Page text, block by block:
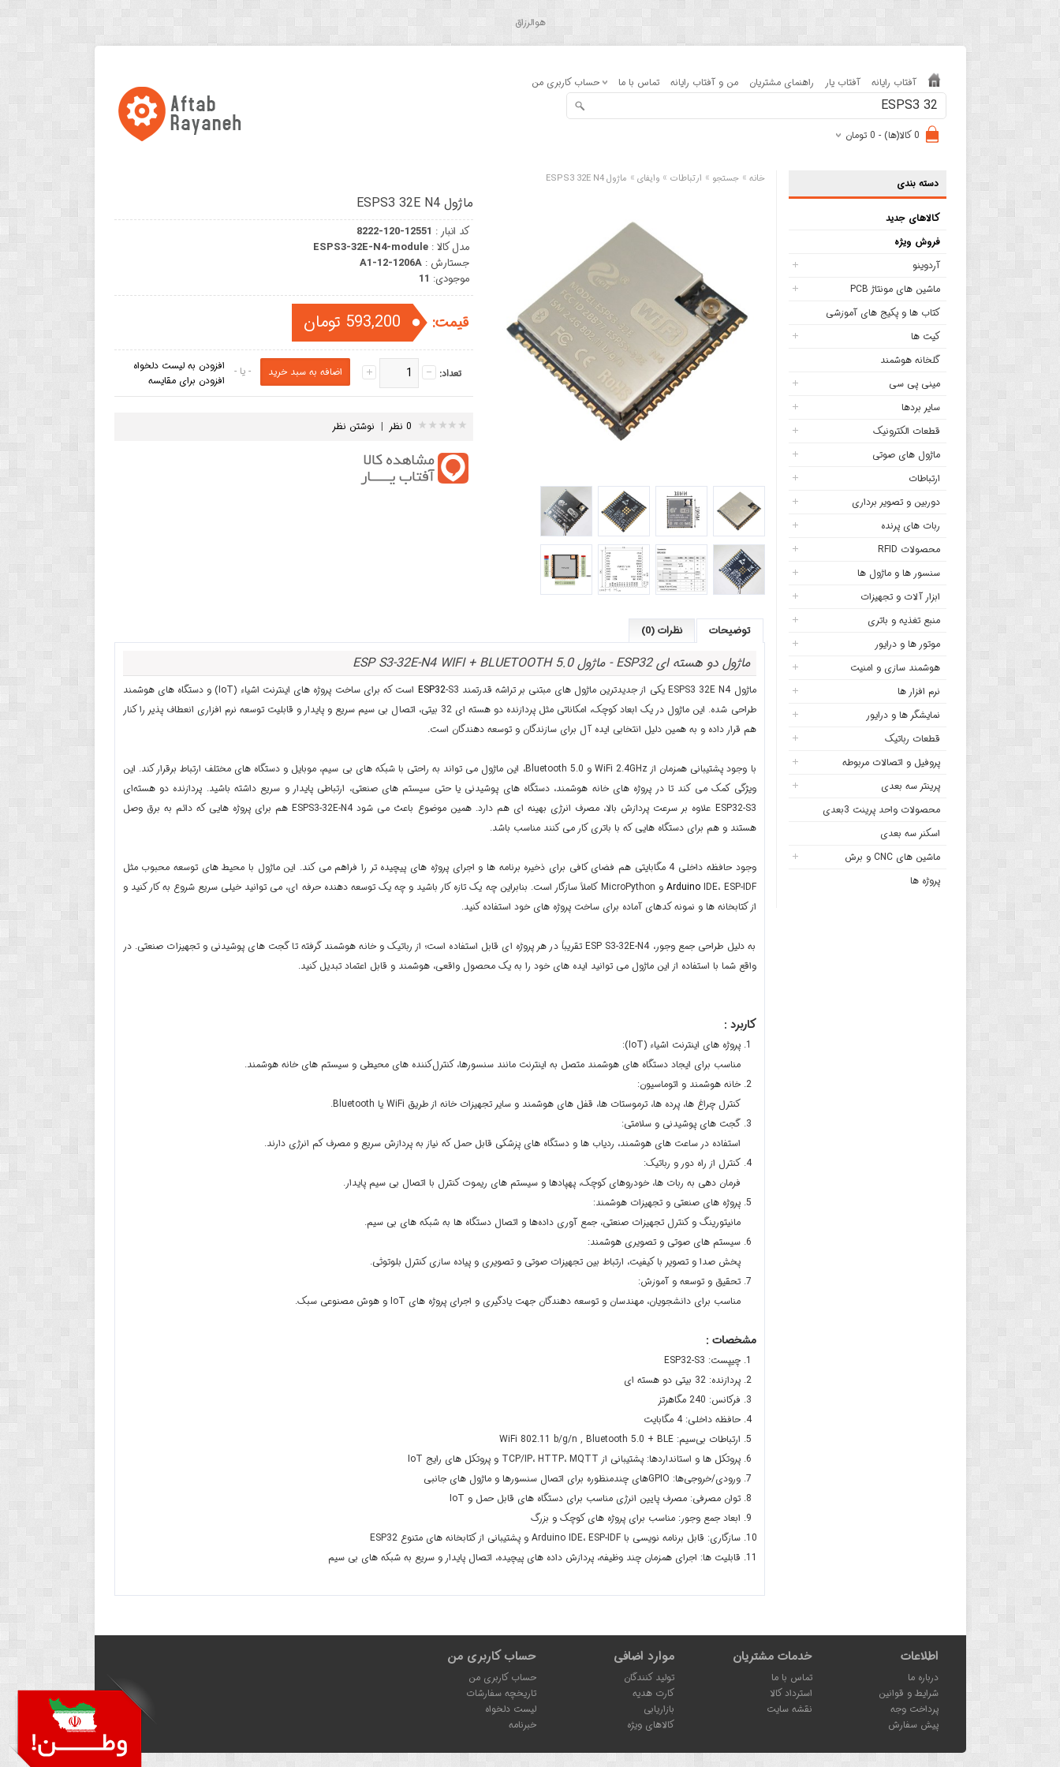
هوالرزاق
آفتاب رایانه آفتاب یار راهنمای مشتریان من و آفتاب رایانه تماس با ما حساب کاربری من
0 کالا(ها) - 0 تومان
دسته بندی
کالاهای جدید
فروش ویژه
آردوینو
ماشین های مونتاژ PCB
کتاب ها و پکیج های آموزشی
کیت ها
گلخانه هوشمند
مینی پی سی
سایر بردها
قطعات الکترونیک
ماژول های صوتی
ارتباطات
دوربین و تصویر برداری
ربات های پرنده
محصولات RFID
سنسور ها و ماژول ها
ابزار آلات و تجهیزات
منبع تغذیه و باتری
موتور ها و درایور
هوشمند سازی و امنیت
نرم افزار ها
نمایشگر ها و درایور
قطعات رباتیک
پروفیل و اتصالات مربوطه
پرینتر سه بعدی
محصولات واحد پرینت 3بعدی
اسکنر سه بعدی
ماشین های CNC و برش
پروژه ها
خانه »جستجو » ارتباطات »وایفای » ماژول ESPS3 32E N4
ماژول ESPS3 32E N4
کد انبار : 8222-120-12551
مدل کالا :ESPS3-32E-N4-module
جستارش :A1-12-1206A
موجودی: 11
قیمت: 593,200 تومان
تعداد: - یا - افزودن به لیست دلخواه
افزودن برای مقایسه
0 نظر | نوشتن نظر
توضیحات نظرات (0)
ماژول دو هسته‌ ای ESP32 - ماژول ESP S3-32E-N4 WIFI + BLUETOOTH 5.0
ماژول ESPS3 32E N4 یکی از جدیدترین ماژول های مبتنی بر تراشه قدرتمند ESP32
-S3 است که برای ساخت پروژه های اینترنت اشیاء (IoT) و دستگاه های هوشمند
طراحی شده. این ماژول در یک ابعاد کوچک، امکاناتی مثل پردازنده دو هسته ای 32 بیتی، اتصال بی سیم سریع و پایدار و قابلیت توسعه نرم افزاری انعطاف پذیر را کنار
هم قرار داده و به همین دلیل انتخابی ایده آل برای سازندگان و توسعه دهندگان است.
با وجود پشتیبانی همزمان از WiFi 2.4GHz و Bluetooth 5.0، این ماژول می تواند به راحتی با شبکه های بی سیم، موبایل و دستگاه های مختلف ارتباط برقرار کند. این
ویژگی کمک می کند تا در پروژه های خانه هوشمند، دستگاه های پوشیدنی یا حتی سیستم های صنعتی، ارتباطی پایدار و سریع داشته باشید. پردازنده دو هسته‌ای
ESP32-S3 علاوه بر سرعت پردازش بالا، مصرف انرژی بهینه ای هم دارد. همین موضوع باعث می شود ESPS3-32E-N4 هم برای پروژه هایی که دائم به برق وصل
هستند و هم برای دستگاه هایی که با باتری کار می کنند مناسب باشد.
وجود حافظه داخلی 4 مگابایتی هم فضای کافی برای ذخیره برنامه ها و اجرای پروژه های پیچیده تر را فراهم می کند.
این ماژول با محیط های توسعه محبوب مثل
Arduino
IDE، ESP-IDF و MicroPython کاملاً سازگار است. بنابراین چه یک تازه کار باشید و چه یک توسعه دهنده حرفه ای، می توانید خیلی سریع شروع به کار کنید و
از کتابخانه ها و نمونه کدهای آماده برای ساخت پروژه های خود استفاده کنید.
به دلیل طراحی جمع وجور، ESP S3-32E-N4 تقریباً در هر پروژه ای قابل استفاده است؛ از رباتیک و خانه هوشمند گرفته تا گجت های پوشیدنی و تجهیزات صنعتی. در
واقع شما با استفاده از این ماژول می توانید ایده های خود را به یک محصول واقعی، هوشمند و قابل اعتماد تبدیل کنید.
کاربرد :
پروژه های اینترنت اشیاء (IoT):
مناسب برای ایجاد دستگاه های هوشمند متصل به اینترنت مانند سنسورها، کنترل‌کننده های محیطی و سیستم های خانه هوشمند.
خانه هوشمند و اتوماسیون:
کنترل چراغ ها، پرده ها، ترموستات ها، قفل های هوشمند و سایر تجهیزات خانه از طریق WiFi یا Bluetooth.
گجت های پوشیدنی و سلامتی:
استفاده در ساعت های هوشمند، ردیاب ها و دستگاه های پزشکی قابل حمل که نیاز به پردازش سریع و مصرف کم انرژی دارند.
کنترل از راه دور و رباتیک:
فرمان دهی به ربات ها، خودروهای کوچک، پهپادها و سیستم های ریموت کنترل با اتصال بی سیم پایدار.
پروژه های صنعتی و تجهیزات هوشمند:
مانیتورینگ و کنترل تجهیزات صنعتی، جمع آوری داده‌ها و اتصال دستگاه ها به شبکه های بی سیم.
سیستم های صوتی و تصویری هوشمند:
پخش صدا و تصویر با کیفیت، ارتباط بین تجهیزات صوتی و تصویری و پیاده سازی کنترل بلوتوثی.
تحقیق و توسعه و آموزش:
مناسب برای دانشجویان، مهندسان و توسعه دهندگان جهت یادگیری و اجرای پروژه های IoT و هوش مصنوعی سبک.
مشخصات :
چیپست: ESP32-S3
پردازنده: 32 بیتی دو هسته ای
فرکانس: 240 مگاهرتز
حافظه داخلی: 4 مگابایت
ارتباطات بی‌سیم: WiFi 802.11 b/g/n , Bluetooth 5.0 + BLE
پروتکل ها و استانداردها: پشتیبانی از TCP/IP، HTTP، MQTT و پروتکل های رایج IoT
ورودی/خروجی‌ها: GPIOهای چندمنظوره برای اتصال سنسورها و ماژول های جانبی
توان مصرفی: مصرف پایین انرژی مناسب برای دستگاه های قابل حمل و IoT
ابعاد جمع وجور: مناسب برای پروژه های کوچک و بزرگ
سازگاری: قابل برنامه نویسی با Arduino IDE، ESP-IDF و پشتیبانی از کتابخانه های متنوع ESP32
قابلیت ها: اجرای همزمان چند وظیفه، پردازش داده های پیچیده، اتصال پایدار و سریع به شبکه های بی سیم
اطلاعات
درباره ما
شرایط و قوانین
پرداخت وجه
پیش سفارش
خدمات مشتریان
تماس با ما
استرداد کالا
نقشه سایت
موارد اضافی
تولید کنندگان
کارت هدیه
بازاریابی
کالاهای ویژه
حساب کاربری من
حساب کاربری من
تاریخچه سفارشات
لیست دلخواه
خبرنامه